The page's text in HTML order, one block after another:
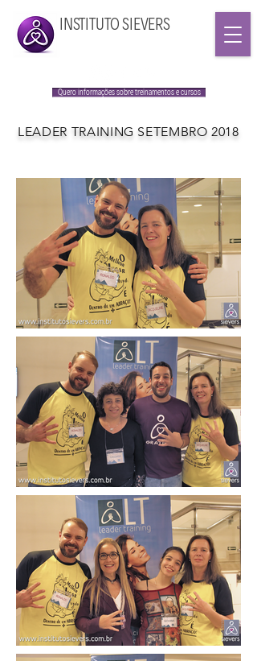
INSTITUTO SIEVERS
Quero informações sobre treinamentos e cursos
LEADER TRAINING SETEMBRO 2018